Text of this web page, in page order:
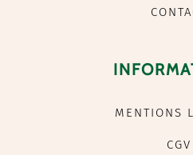
MENTIONS
CGV